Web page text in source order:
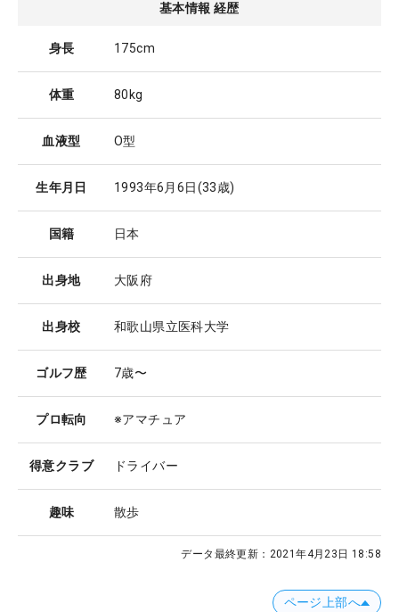
基本情報 経歴
身長 175cm
体重 80kg
血液型 O型
生年月日 1993年6月6日(33歳)
国籍 日本
出身地 大阪府
出身校 和歌山県立医科大学
ゴルフ歴 7歳〜
プロ転向 ※アマチュア
得意クラブ ドライバー
趣味 散歩
データ最終更新： 2021年4月23日 18:58
ページ上部へ